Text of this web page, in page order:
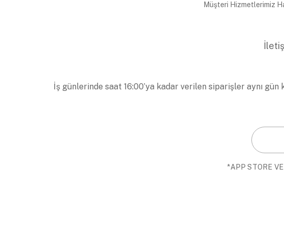
Müşteri Hizmetlerimiz
İş günlerinde saat 16:00’ya kadar verilen siparişler aynı
*APP STORE